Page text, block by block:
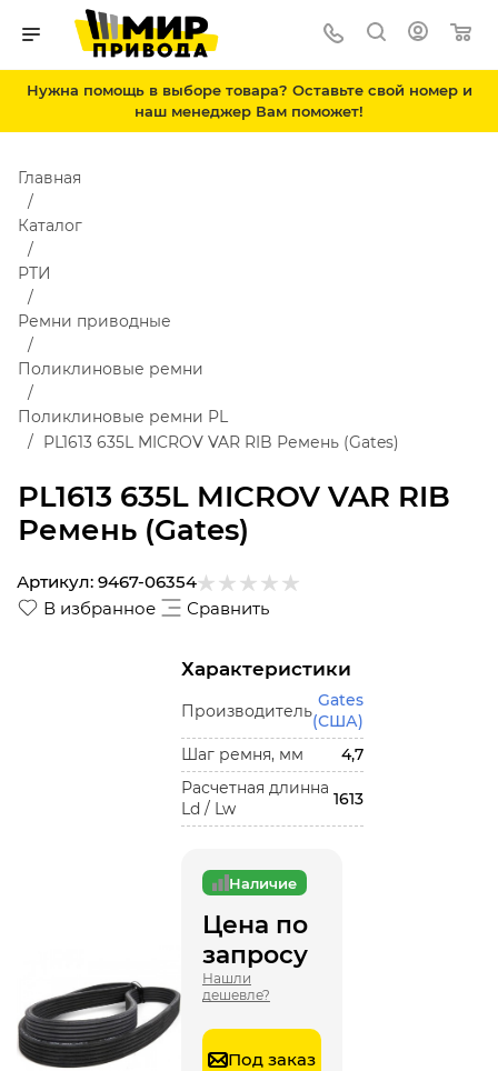
Нужна помощь в выборе товара? Оставьте свой номер и
наш менеджер Вам поможет!
PL1613 635L MICROV VAR RIB
Ремень (Gates)
Главная
Каталог
РТИ
Ремни приводные
Поликлиновые ремни
Поликлиновые ремни PL
PL1613 635L MICROV VAR RIB Ремень (Gates)
В избранное Сравнить
Артикул: 9467-06354
Характеристики
Производитель
Gates
(США)
Шаг ремня, мм
4,7
Расчетная длинна
Ld / Lw
1613
Наличие
Цена по
запросу
Нашли
дешевле?
Под заказ